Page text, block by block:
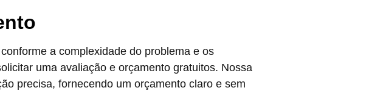
a complexidade do problema e os
uma avaliação e orçamento gratuitos. Nossa
precisa, fornecendo um orçamento claro e sem